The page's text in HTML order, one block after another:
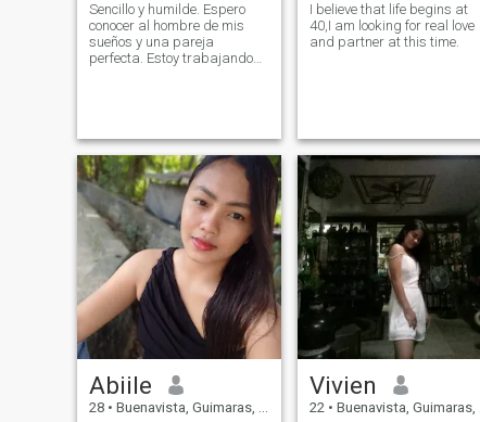
Sencillo y humilde. Espero
conocer al hombre de mis
sueños y una pareja
perfecta. Estoy trabajando
I believe that life begins at
40,I am looking for real love
and partner at this time.
Abiile
28 • Buenavista, Guimaras, Filipinas
Vivien
22 • Buenavista, Guimaras, Filipinas